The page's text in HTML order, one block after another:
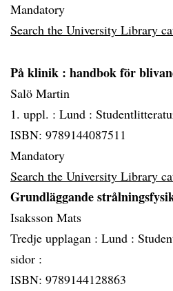
Mandatory
Search the University Library
På klinik : handbok för
Salö Martin
1. uppl. : Lund :
ISBN: 9789144087511
Mandatory
Search the University Library
Grundläggande
Isaksson Mats
Tredje upplagan : Lund :
sidor :
ISBN: 9789144128863